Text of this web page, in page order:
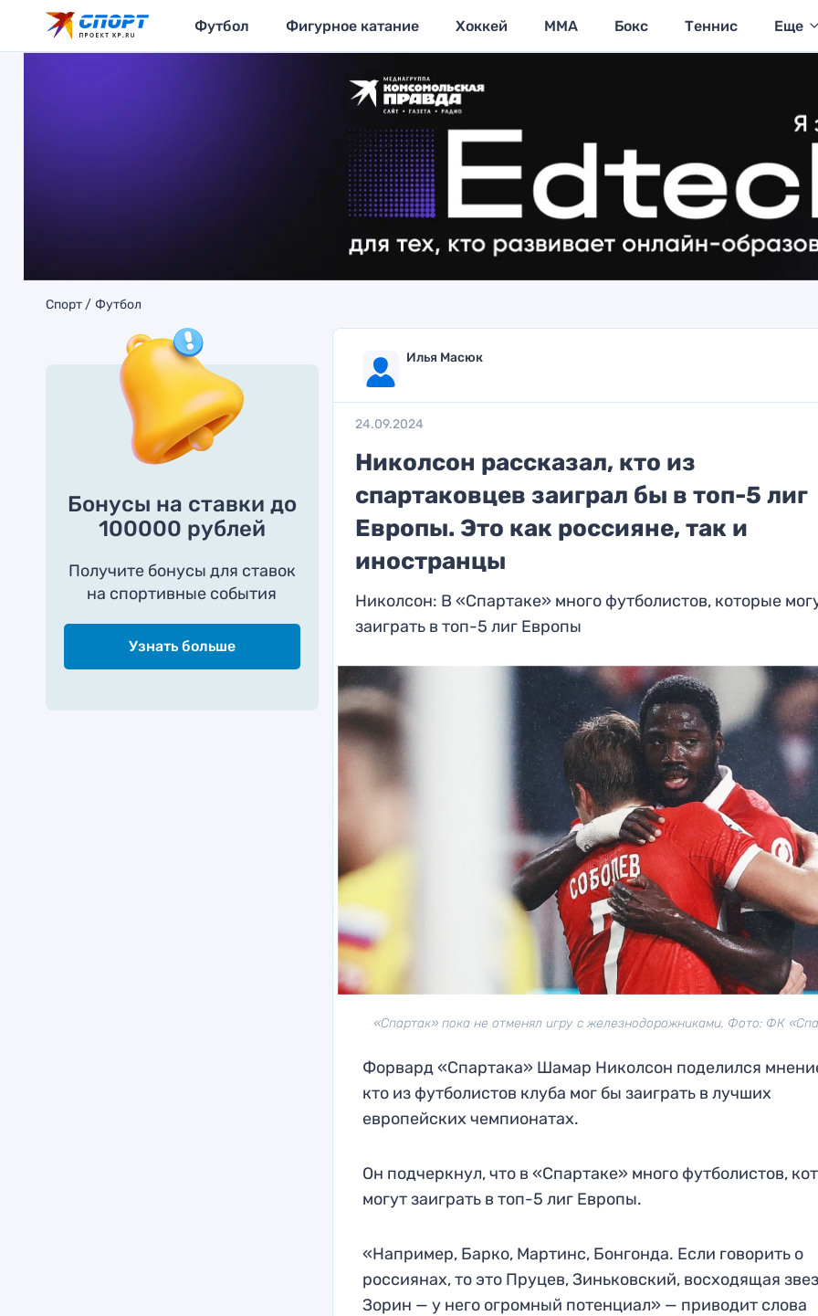
Футбол Фигурное катание Хоккей MMA Бокс Теннис Еще
Спорт Футбол
Бонусы на ставки до
100000 рублей
Получите бонусы для ставок
на спортивные события
Узнать больше
Илья Масюк
24.09.2024
Николсон рассказал, кто из
спартаковцев заиграл бы в топ-5 лиг
Европы. Это как россияне, так и
иностранцы
Николсон: В «Спартаке» много футболистов, которые
заиграть в топ-5 лиг Европы
«Спартак» пока не отменял игру с железнодорожниками. Фото: ФК
Форвард «Спартака» Шамар Николсон поделился
кто из футболистов клуба мог бы заиграть в лучших
европейских чемпионатах.
Он подчеркнул, что в «Спартаке» много футболистов,
могут заиграть в топ-5 лиг Европы.
«Например, Барко, Мартинс, Бонгонда. Если говорить о
россиянах, то это Пруцев, Зиньковский, восходящая
Зорин — у него огромный потенциал» — приводит слова